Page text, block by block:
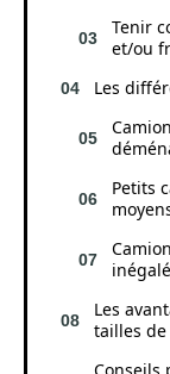
Tenir
et/ou
Les
Petits
Les
tailles de
Conseils